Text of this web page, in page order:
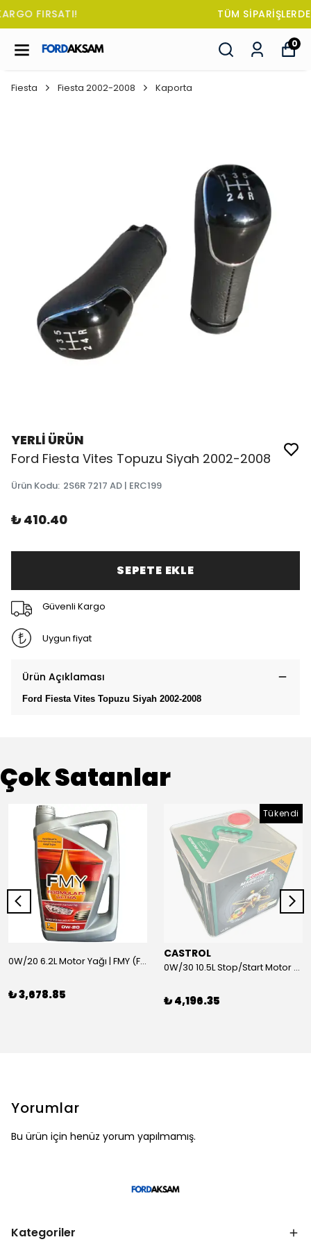
TÜM SİPARİŞLERDE OTO KOKUSU HEDİYE!
0
Fiesta Fiesta 2002-2008 Kaporta
YERLİ ÜRÜN
Ford Fiesta Vites Topuzu Siyah 2002-2008
Ürün Kodu: 2S6R 7217 AD | ERC199
₺ 410.40
SEPETE EKLE
Güvenli Kargo
Uygun fiyat
Ürün Açıklaması
Ford Fiesta Vites Topuzu Siyah 2002-2008
Çok Satanlar
0W/20 6.2L Motor Yağı | FMY (Ford Motor Yağları)
₺ 3,678.85
Tükendi
CASTROL
0W/30 10.5L Stop/Start Motor Yağı | CASTROL
₺ 4,196.35
Yorumlar
Bu ürün için henüz yorum yapılmamış.
Kategoriler